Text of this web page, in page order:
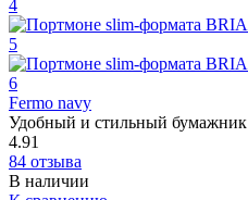
Fermo navy
Удобный и стильный бумажник
4.91
84 отзыва
В наличии